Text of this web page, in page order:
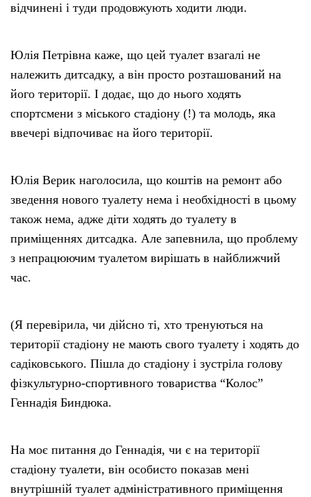
відчинені і туди продовжують ходити люди.
Юлія Петрівна каже, що цей туалет взагалі не
належить дитсадку, а він просто розташований на
його території. І додає, що до нього ходять
спортсмени з міського стадіону (!) та молодь, яка
ввечері відпочиває на його території.
Юлія Верик наголосила, що коштів на ремонт або
зведення нового туалету нема і необхідності в цьому
також нема, адже діти ходять до туалету в
приміщеннях дитсадка. Але запевнила, що проблему
з непрацюючим туалетом вирішать в найближчий
час.
(Я перевірила, чи дійсно ті, хто тренуються на
території стадіону не мають свого туалету і ходять до
садіковського. Пішла до стадіону і зустріла голову
фізкультурно-спортивного товариства “Колос”
Геннадія Биндюка.
На моє питання до Геннадія, чи є на території
стадіону туалети, він особисто показав мені
внутрішній туалет адміністративного приміщення